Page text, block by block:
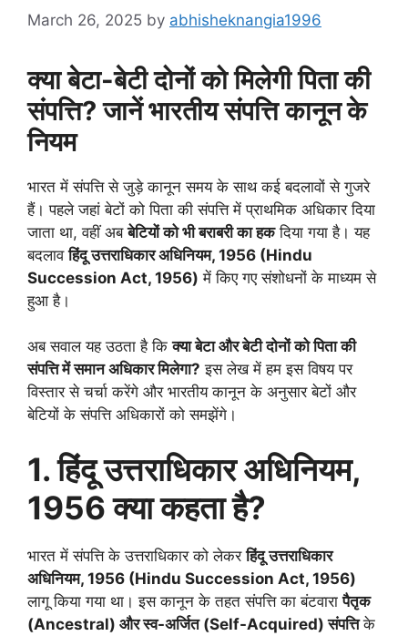
March 26, 2025 by abhisheknangia1996
क्या बेटा-बेटी दोनों को मिलेगी पिता की
संपत्ति? जानें भारतीय संपत्ति कानून के
नियम
भारत में संपत्ति से जुड़े कानून समय के साथ कई बदलावों से गुजरे
हैं। पहले जहां बेटों को पिता की संपत्ति में प्राथमिक अधिकार दिया
जाता था, वहीं अबबेटियों को भी बराबरी का हकदिया गया है। यह
बदलावहिंदू उत्तराधिकार अधिनियम, 1956 (Hindu
Succession Act, 1956) में किए गए संशोधनों के माध्यम से
हुआ है।
अब सवाल यह उठता है किक्या बेटा और बेटी दोनों को पिता की
संपत्ति में समान अधिकार मिलेगा? इस लेख में हम इस विषय पर
विस्तार से चर्चा करेंगे और भारतीय कानून के अनुसार बेटों और
बेटियों के संपत्ति अधिकारों को समझेंगे।
1. हिंदू उत्तराधिकार अधिनियम,
1956 क्या कहता है?
भारत में संपत्ति के उत्तराधिकार को लेकरहिंदू उत्तराधिकार
अधिनियम, 1956 (Hindu Succession Act, 1956)
लागू किया गया था। इस कानून के तहत संपत्ति का बंटवारापैतृक
(Ancestral) और स्व-अर्जित (Self-Acquired) संपत्तिके